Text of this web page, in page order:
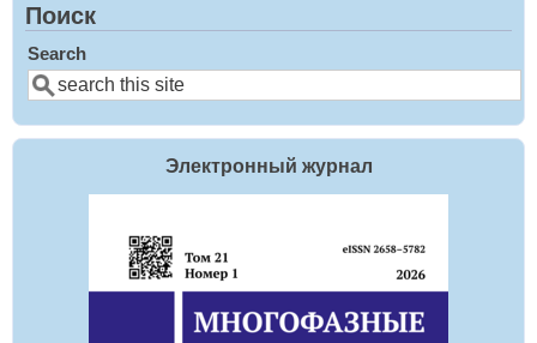
Поиск
Search
Электронный журнал